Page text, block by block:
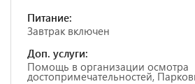
Питание:
Завтрак включен
Доп. услуги:
Помощь в организации осмотра
достопримечательностей,